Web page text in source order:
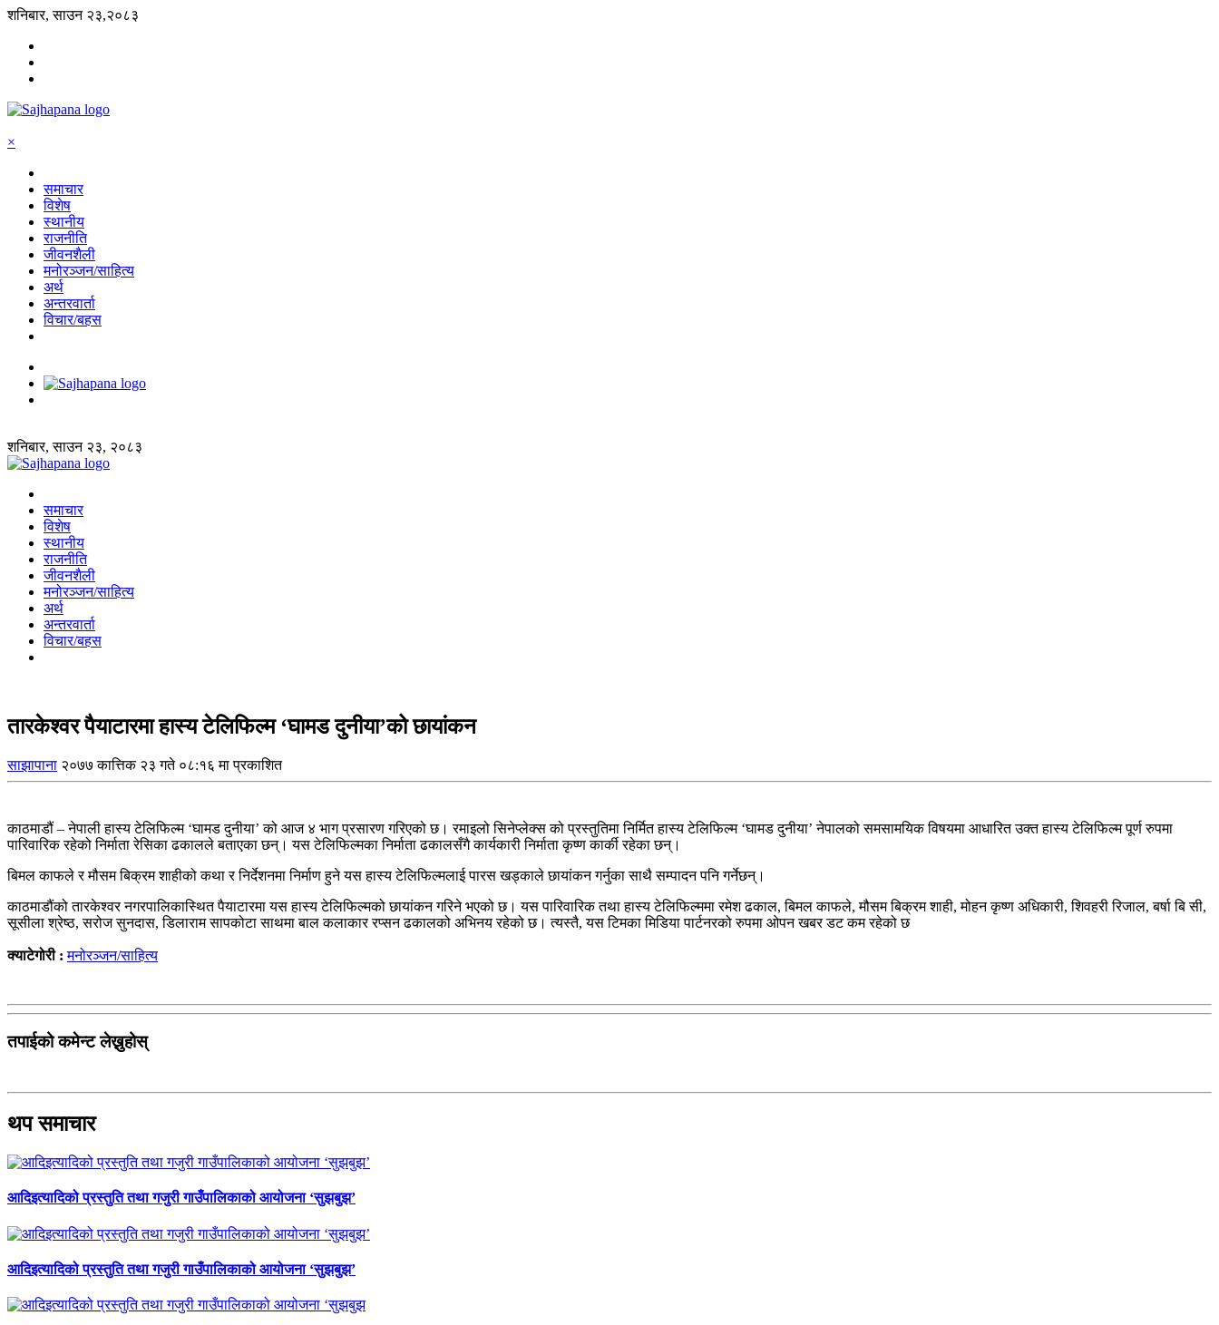
शनिबार, साउन २३,२०८३
×
समाचार
विशेष
स्थानीय
राजनीति
जीवनशैली
मनोरञ्जन/साहित्य
अर्थ
अन्तरवार्ता
विचार/बहस
शनिबार, साउन २३, २०८३
समाचार
विशेष
स्थानीय
राजनीति
जीवनशैली
मनोरञ्जन/साहित्य
अर्थ
अन्तरवार्ता
विचार/बहस
तारकेश्वर पैयाटारमा हास्य टेलिफिल्म ‘घामड दुनीया’को छायांकन
साझापाना २०७७ कात्तिक २३ गते ०८:१६ मा प्रकाशित
काठमाडौं – नेपाली हास्य टेलिफिल्म ‘घामड दुनीया’ को आज ४ भाग प्रसारण गरिएको छ। रमाइलो सिनेप्लेक्स को प्रस्तुतिमा निर्मित हास्य टेलिफिल्म ‘घामड दुनीया’ नेपालको समसामयिक विषयमा आधारित उक्त हास्य टेलिफिल्म पूर्ण रुपमा
पारिवारिक रहेको निर्माता रेसिका ढकालले बताएका छन्। यस टेलिफिल्मका निर्माता ढकालसँगै कार्यकारी निर्माता कृष्ण कार्की रहेका छन्।
बिमल काफले र मौसम बिक्रम शाहीको कथा र निर्देशनमा निर्माण हुने यस हास्य टेलिफिल्मलाई पारस खड्काले छायांकन गर्नुका साथै सम्पादन पनि गर्नेछन्।
काठमाडौंको तारकेश्वर नगरपालिकास्थित पैयाटारमा यस हास्य टेलिफिल्मको छायांकन गरिने भएको छ। यस पारिवारिक तथा हास्य टेलिफिल्ममा रमेश ढकाल, बिमल काफले, मौसम बिक्रम शाही, मोहन कृष्ण अधिकारी, शिवहरी रिजाल, बर्षा बि सी,
सूसीला श्रेष्ठ, सरोज सुनदास, डिलाराम सापकोटा साथमा बाल कलाकार रप्सन ढकालको अभिनय रहेको छ। त्यस्तै, यस टिमका मिडिया पार्टनरको रुपमा ओपन खबर डट कम रहेको छ
क्याटेगोरी :मनोरञ्जन/साहित्य
तपाईको कमेन्ट लेख्नुहोस्
थप समाचार
आदिइत्यादिको प्रस्तुति तथा गजुरी गाउँपालिकाको आयोजना ‘सुझबुझ’
आदिइत्यादिको प्रस्तुति तथा गजुरी गाउँपालिकाको आयोजना ‘सुझबुझ’